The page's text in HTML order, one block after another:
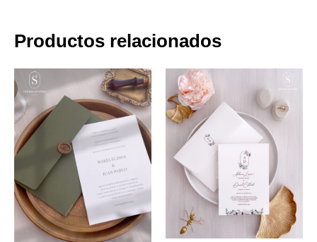
Productos relacionados